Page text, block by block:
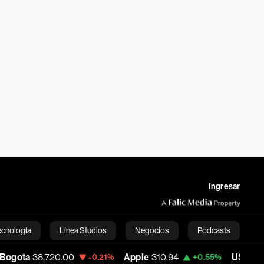
Ingresar
Línea Studios Negocios Podcasts
English-0.21% Apple 310.94 +0.55% USD COP 3,175.95